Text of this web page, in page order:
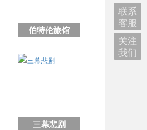
伯特伦旅馆
三幕悲剧
联系
客服
关注
我们